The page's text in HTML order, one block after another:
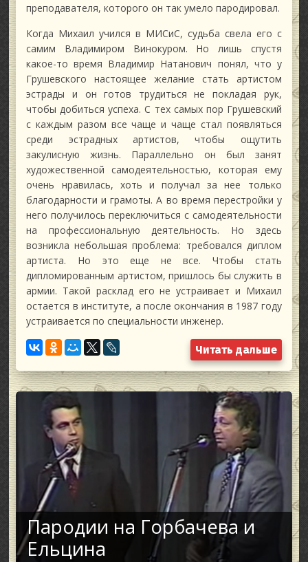
преподавателя, которого он так умело пародировал.
Когда Михаил учился в МИСиС, судьба свела его с
самим Владимиром Винокуром. Но лишь спустя
какое-то время Владимир Натанович понял, что у
Грушевского настоящее желание стать артистом
эстрады и он готов трудиться не покладая рук,
чтобы добиться успеха. С тех самых пор Грушевский
с каждым разом все чаще и чаще стал появляться
среди эстрадных артистов, чтобы ощутить
закулисную жизнь. Параллельно он был занят
художественной самодеятельностью, которая ему
очень нравилась, хоть и получал за нее только
благодарности и грамоты. А во время перестройки у
него получилось переключиться с самодеятельности
на профессиональную деятельность. Но здесь
возникла небольшая проблема: требовался диплом
артиста. Но это еще не все. Чтобы стать
дипломированным артистом, пришлось бы служить в
армии. Такой расклад его не устраивает и Михаил
остается в институте, а после окончания в 1987 году
устраивается по специальности инженер.
Читать дальше
Пародии на Горбачева и
Ельцина